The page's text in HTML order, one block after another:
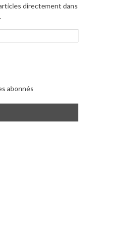
directement dans
abonnés